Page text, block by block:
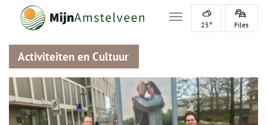
Toggle navigation
25° Files
Activiteiten en Cultuur